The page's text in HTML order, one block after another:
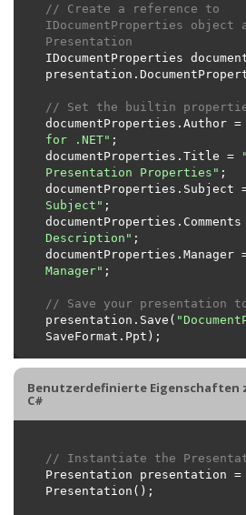
// Create a reference to
IDocumentProperties object
Presentation
IDocumentProperties
// Set the builtin
documentProperties.Author =
for .NET"
documentProperties.Title =
Presentation Properties"
documentProperties.Subject
Subject"
Description"
documentProperties.Manager
Manager"
// Save your presentation
presentation.Save(
Benutzerdefinierte Eigenschaften
C#
// Instantiate the
Presentation presentation =